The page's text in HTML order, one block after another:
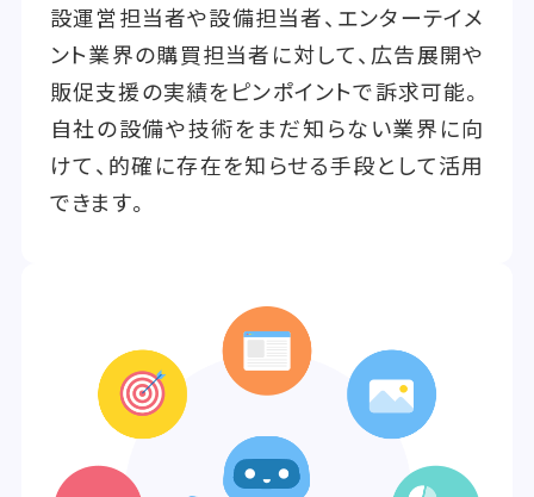
設運営担当者や設備担当者、エンターテイメ
ント業界の購買担当者に対して、広告展開や
販促支援の実績をピンポイントで訴求可能。
自社の設備や技術をまだ知らない業界に向
けて、的確に存在を知らせる手段として活用
できます。